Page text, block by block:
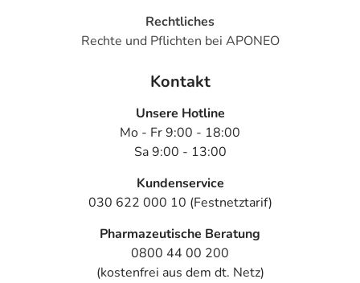
Rechtliches
Rechte und Pflichten bei APONEO
Kontakt
Unsere Hotline
Mo - Fr 9:00 - 18:00
Sa 9:00 - 13:00
Kundenservice
030 622 000 10 (Festnetztarif)
Pharmazeutische Beratung
0800 44 00 200
(kostenfrei aus dem dt. Netz)